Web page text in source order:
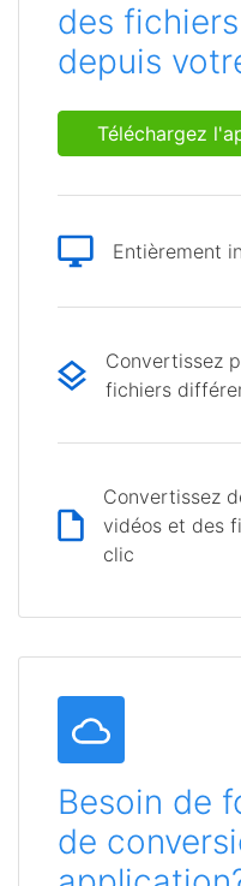
des
depuis
Téléchargez
Entièrement
Convertissez
fichiers
Convertissez
vidéos et des
clic
Besoin de
de